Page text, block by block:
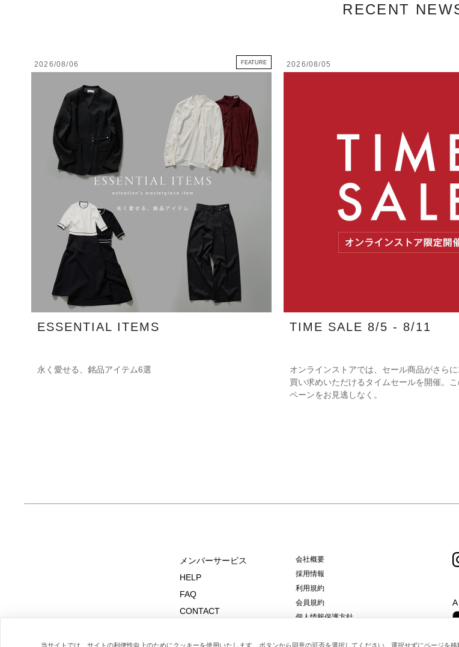
RECENT
2026/08/06 FEATURE
ESSENTIAL ITEMS
永く愛せる、銘品アイテム6選
2026/08/05
TIME SALE 8/5 - 8/11
オンラインストアでは、セール商品がさら
買い求めいただけるタイムセールを開催。
ペーンをお見逃しなく。
メンバーサービス
HELP
FAQ
CONTACT
会社概要
採用情報
利用規約
会員規約
個人情報保護方針
当サイトでは、サイトの利便性向上のためにクッキーを使用いたします。ボタンから同意の可否を選択してください。選択せずにページ